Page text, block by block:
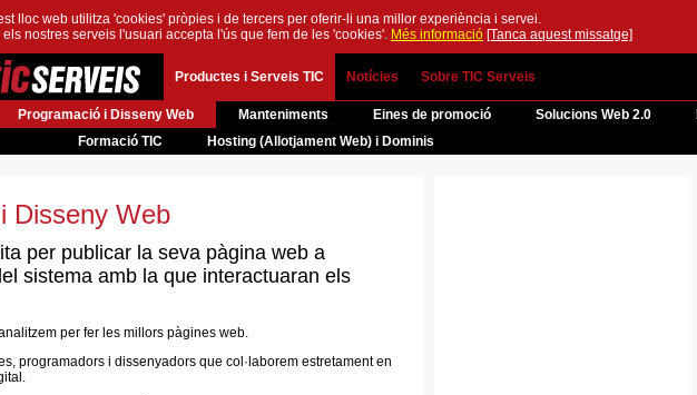
lloc web utilitza 'cookies' pròpies i de tercers per oferir-li una millor experiència i servei.
nostres serveis l'usuari accepta l'ús que fem de les 'cookies'. Més informació [Tanca aquest missatge]
Productes i Serveis TIC Notícies Sobre TIC Serveis
Programació i Disseny Web Manteniments Eines de promoció Solucions Web 2.0
Formació TIC
Hosting (Allotjament Web) i Dominis
Disseny Web
per publicar la seva pàgina web a
sistema amb la que interactuaran els
per fer les millors pàgines web.
programadors i dissenyadors que col·laborem estretament en